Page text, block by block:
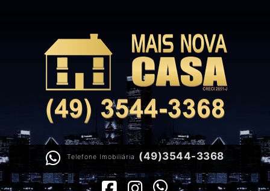
Telefone Imobiliária (49)3544-3368